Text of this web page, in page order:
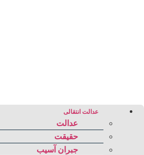
عدالت انتقالی
عدالت
حقیقت
جبران آسیب